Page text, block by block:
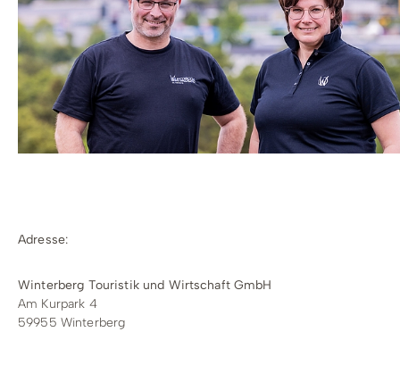
Adresse:
Winterberg Touristik und Wirtschaft GmbH
Am Kurpark 4
59955 Winterberg